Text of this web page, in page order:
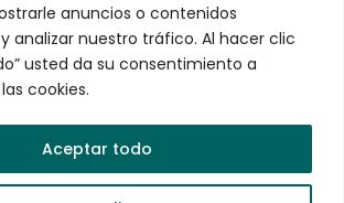
anuncios o contenidos
analizar nuestro tráfico. Al hacer clic
usted da su consentimiento a
cookies.
Aceptar todo
Network – La red de recarga más
de México
de Vehículos Eléctricos